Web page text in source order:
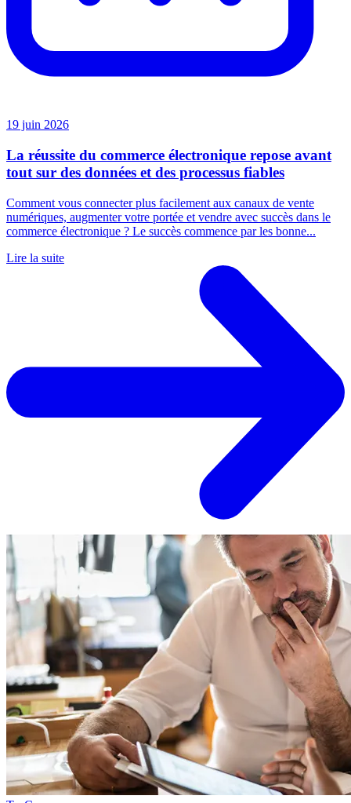
19 juin 2026
La réussite du commerce électronique repose avant
tout sur des données et des processus fiables
Comment vous connecter plus facilement aux canaux de vente
numériques, augmenter votre portée et vendre avec succès dans le
commerce électronique ? Le succès commence par les bonne...
Lire la suite